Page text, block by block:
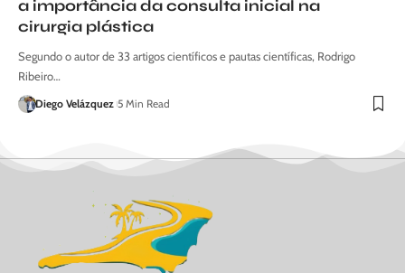
a importância da consulta inicial na
cirurgia plástica
Segundo o autor de 33 artigos científicos e pautas científicas, Rodrigo
Ribeiro…
Diego Velázquez 5 Min Read